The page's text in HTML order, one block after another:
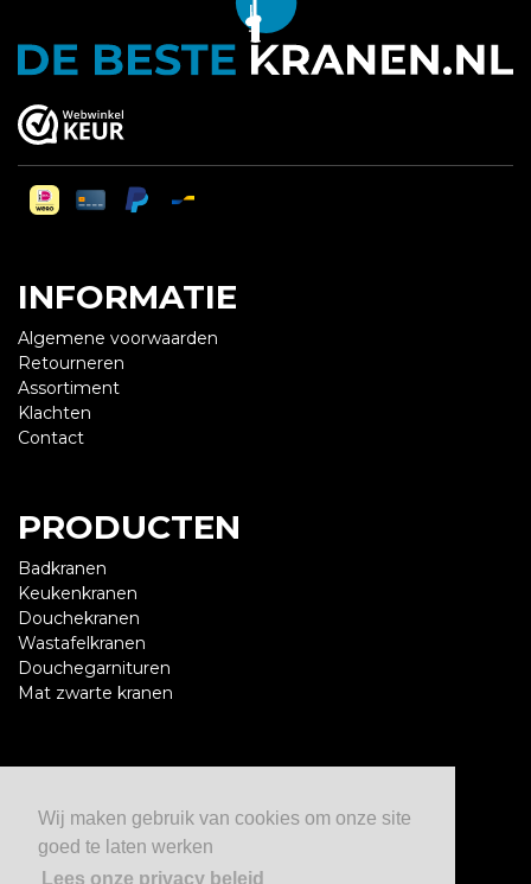
Wij maken gebruik van cookies om onze site
goed te laten werken
Lees onze privacy beleid
INFORMATIE
Algemene voorwaarden
Retourneren
Assortiment
Klachten
Contact
PRODUCTEN
Badkranen
Keukenkranen
Douchekranen
Wastafelkranen
Douchegarnituren
Mat zwarte kranen
De Beste Kranen
06 579 67496
info@debestekranen.nl